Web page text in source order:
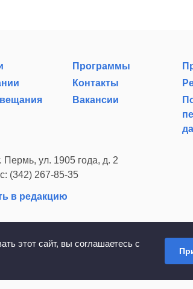
этот сайт, вы соглашаетесь с
Программы
Контакты
Вакансии
Пермь, ул. 1905 года, д. 2
(342) 267-85-35
в редакцию